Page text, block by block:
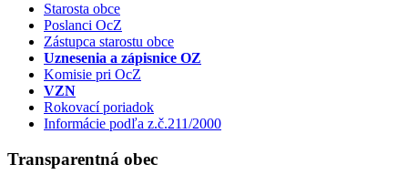
Starosta obce
Poslanci OcZ
Zástupca starostu obce
Uznesenia a zápisnice OZ
Komisie pri OcZ
VZN
Rokovací poriadok
Informácie podľa z.č.211/2000
Transparentná obec